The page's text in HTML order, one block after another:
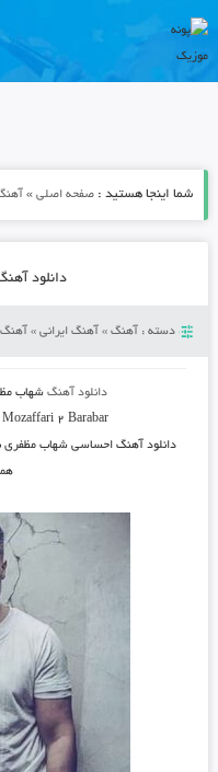
شما اینجا هستید : صفحه اصلی»
دانلود آهنگ
دسته : آهنگ» آهنگ ایرانی»
دانلود آهنگ شهاب مظفری
Mozaffari 2 Barabar
دانلود آهنگ احساسیشهاب مظفری